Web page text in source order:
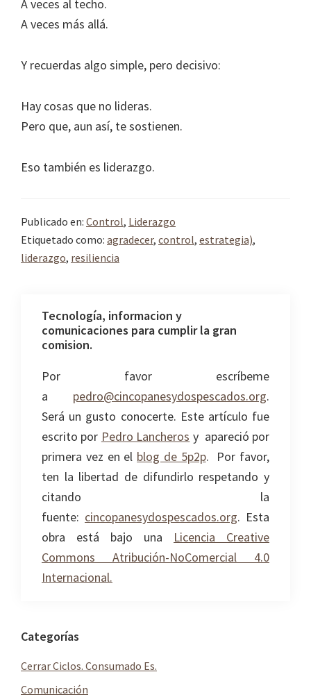
A veces al techo.
A veces más allá.
Y recuerdas algo simple, pero decisivo:
Hay cosas que no lideras.
Pero que, aun así, te sostienen.
Eso también es liderazgo.
Publicado en: Control, Liderazgo
Etiquetado como: agradecer, control, estrategia),
liderazgo, resiliencia
Tecnología, informacion y
comunicaciones para cumplir la gran
comision.
Por favor escríbeme
a pedro@cincopanesydospescados.org.
Será un gusto conocerte. Este artículo fue
escrito por Pedro Lancheros y apareció por
primera vez en el blog de 5p2p. Por favor,
ten la libertad de difundirlo respetando y
citando la
fuente: cincopanesydospescados.org. Esta
obra está bajo una Licencia Creative
Commons Atribución-NoComercial 4.0
Internacional.
Barra
lateral
principal
Categorías
Cerrar Ciclos. Consumado Es.
Comunicación